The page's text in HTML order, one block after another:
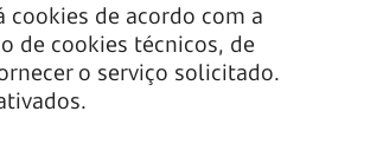
de acordo com a
de cookies técnicos, de
o serviço solicitado.